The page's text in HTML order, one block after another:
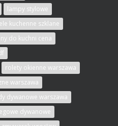
lampy stylowe
kuchenne szklane
do kuchni cena
rolety okienne warszawa
warszawa
dywanowe warszawa
dywanowe